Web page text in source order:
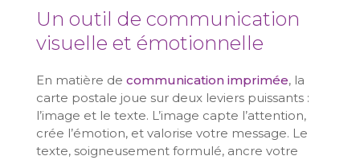
Un outil de communication
visuelle et émotionnelle
En matière de communication imprimée, la
carte postale joue sur deux leviers puissants :
l’image et le texte. L’image capte l’attention,
crée l’émotion, et valorise votre message. Le
texte, soigneusement formulé, ancre votre